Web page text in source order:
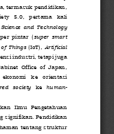
termasuk pendidikan,
5.0,   pertama   kali
and  Technology
pintar  ( super smart
Things (IoT),
Artificial
industri, tetapi juga
Office  of  Japan,
ekonomi   ke   orientasi
society ke human-
Ilmu  Pengetahuan
signifikan. Pendidikan
tentang struktur